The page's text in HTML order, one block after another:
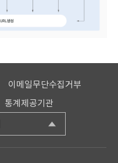
이메일무단수집거부
통계제공기관